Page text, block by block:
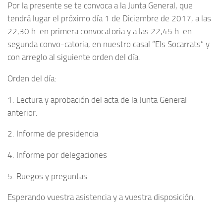
Por la presente se te convoca a la Junta General, que
tendrá lugar el próximo día 1 de Diciembre de 2017, a las
22,30 h. en primera convocatoria y a las 22,45 h. en
segunda convo-catoria, en nuestro casal “Els Socarrats” y
con arreglo al siguiente orden del día.
Orden del día:
1. Lectura y aprobación del acta de la Junta General
anterior.
2. Informe de presidencia
4. Informe por delegaciones
5. Ruegos y preguntas
Esperando vuestra asistencia y a vuestra disposición.